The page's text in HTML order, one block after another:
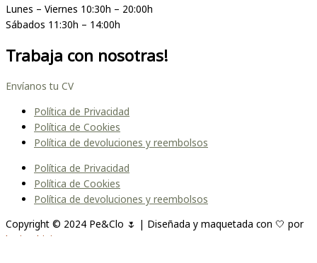
Lunes – Viernes 10:30h – 20:00h
Sábados 11:30h – 14:00h
Trabaja con nosotras!
Envíanos tu CV
Política de Privacidad
Política de Cookies
Política de devoluciones y reembolsos
Política de Privacidad
Política de Cookies
Política de devoluciones y reembolsos
Copyright © 2024 Pe&Clo 🌷 | Diseñada y maquetada con 🤍 por
lopipedrini